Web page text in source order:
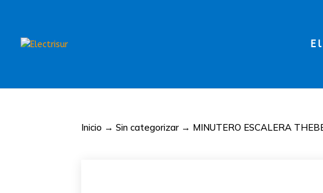
Inicio →Sin categorizar → MINUTERO ESCALERA